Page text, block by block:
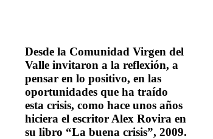
Desde la Comunidad Virgen del
Valle invitaron a la reflexión, a
pensar en lo positivo, en las
oportunidades que ha traído
esta crisis, como hace unos años
hiciera el escritor Alex Rovira en
su libro “La buena crisis”, 2009.